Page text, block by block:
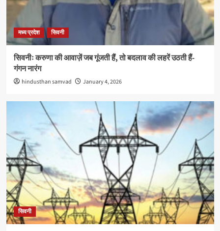
मध्य प्रदेश सिवनी
सिवनीः करुणा की आवाज़ें जब गूंजती हैं, तो बदलाव की लहरें उठती हैं-
गंगन नारंग
hindusthan samvad January 4, 2026
सिवनी